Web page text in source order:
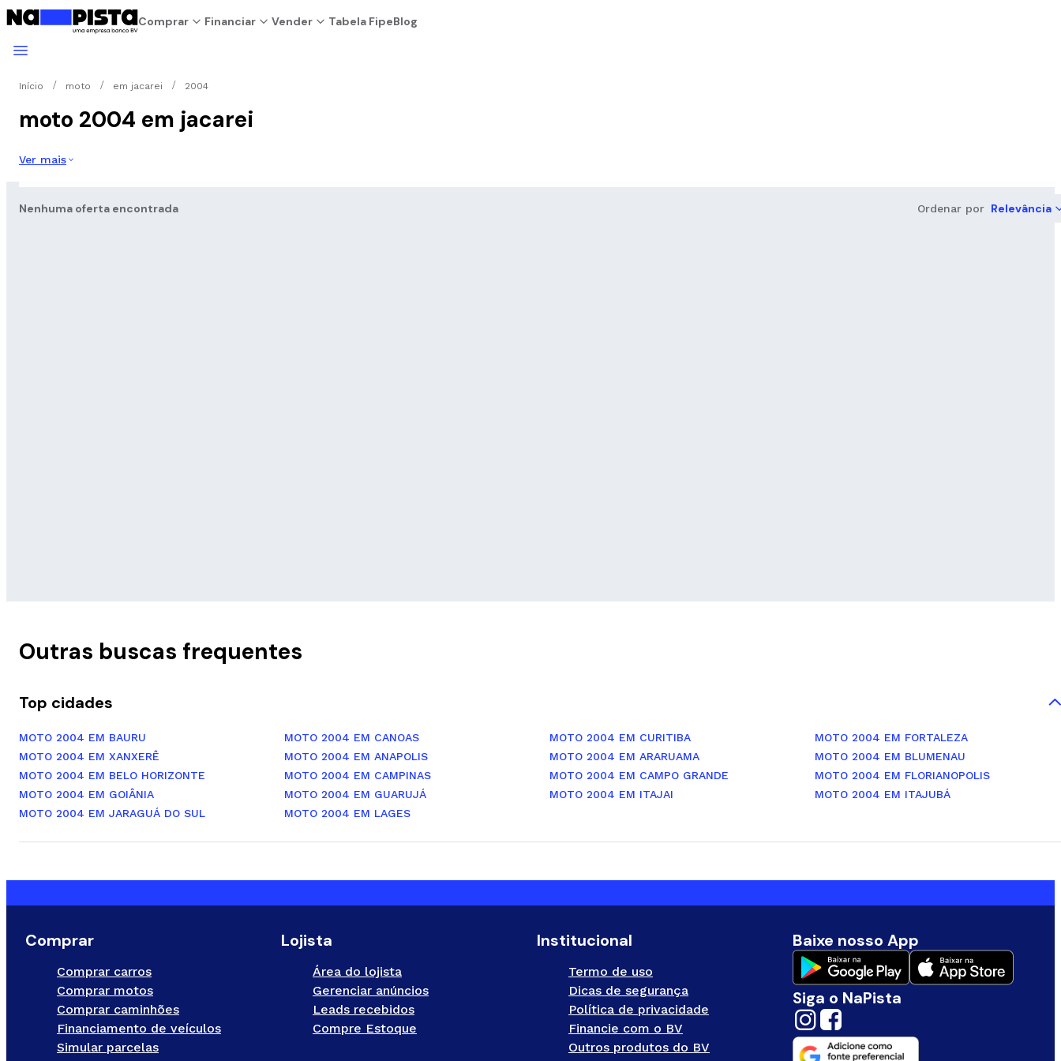
Comprar Financiar Vender Tabela FipeBlog
Início moto em jacarei 2004
moto 2004 em jacarei
Ver mais
Nenhuma oferta encontrada Ordenar por Relevância
Outras buscas frequentes
Top cidades
MOTO 2004 EM BAURU MOTO 2004 EM CANOAS MOTO 2004 EM CURITIBA
MOTO 2004 EM FORTALEZA
MOTO 2004 EM XANXERÊ
MOTO 2004 EM ANAPOLIS MOTO 2004 EM ARARUAMA
MOTO 2004 EM BLUMENAU
MOTO 2004 EM BELO HORIZONTE
MOTO 2004 EM CAMPINAS MOTO 2004 EM CAMPO GRANDE
MOTO 2004 EM FLORIANOPOLIS
MOTO 2004 EM GOIÂNIA
MOTO 2004 EM GUARUJÁ MOTO 2004 EM ITAJAI
MOTO 2004 EM ITAJUBÁ
MOTO 2004 EM JARAGUÁ DO SUL
MOTO 2004 EM LAGES
Comprar
Comprar carros
Comprar motos
Comprar caminhões
Financiamento de veículos
Simular parcelas
Lojista
Área do lojista
Gerenciar anúncios
Leads recebidos
Compre Estoque
Institucional
Termo de uso
Dicas de segurança
Política de privacidade
Financie com o BV
Outros produtos do BV
Baixe nosso App
Siga o NaPista